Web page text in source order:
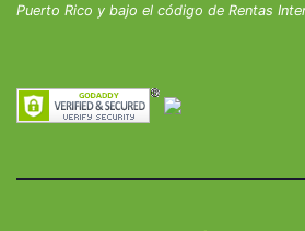
Puerto Rico y bajo el código de Rentas